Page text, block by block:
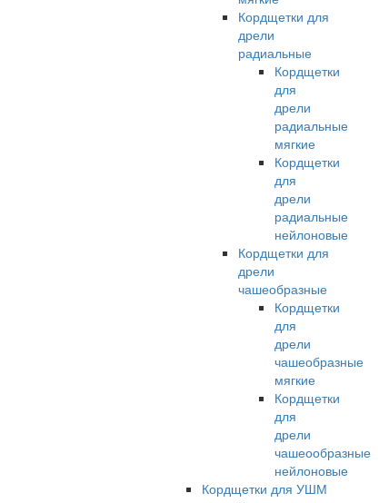
Кордщетки для
дрели
радиальные
Кордщетки
для
дрели
радиальные
мягкие
Кордщетки
для
дрели
радиальные
нейлоновые
Кордщетки для
дрели
чашеобразные
Кордщетки
для
дрели
чашеобразные
мягкие
Кордщетки
для
дрели
чашеообразные
нейлоновые
Кордщетки для УШМ